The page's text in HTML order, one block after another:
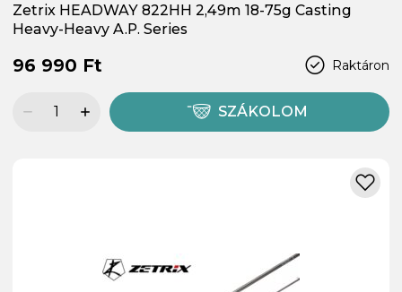
Zetrix HEADWAY 822HH 2,49m 18-75g Casting
Heavy-Heavy A.P. Series
Raktáron
96 990 Ft
SZÁKOLOM